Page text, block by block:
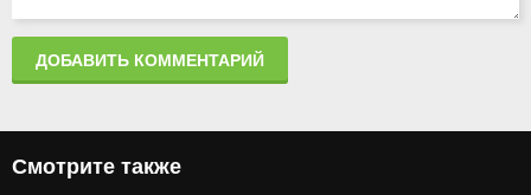
ДОБАВИТЬ КОММЕНТАРИЙ
Смотрите также